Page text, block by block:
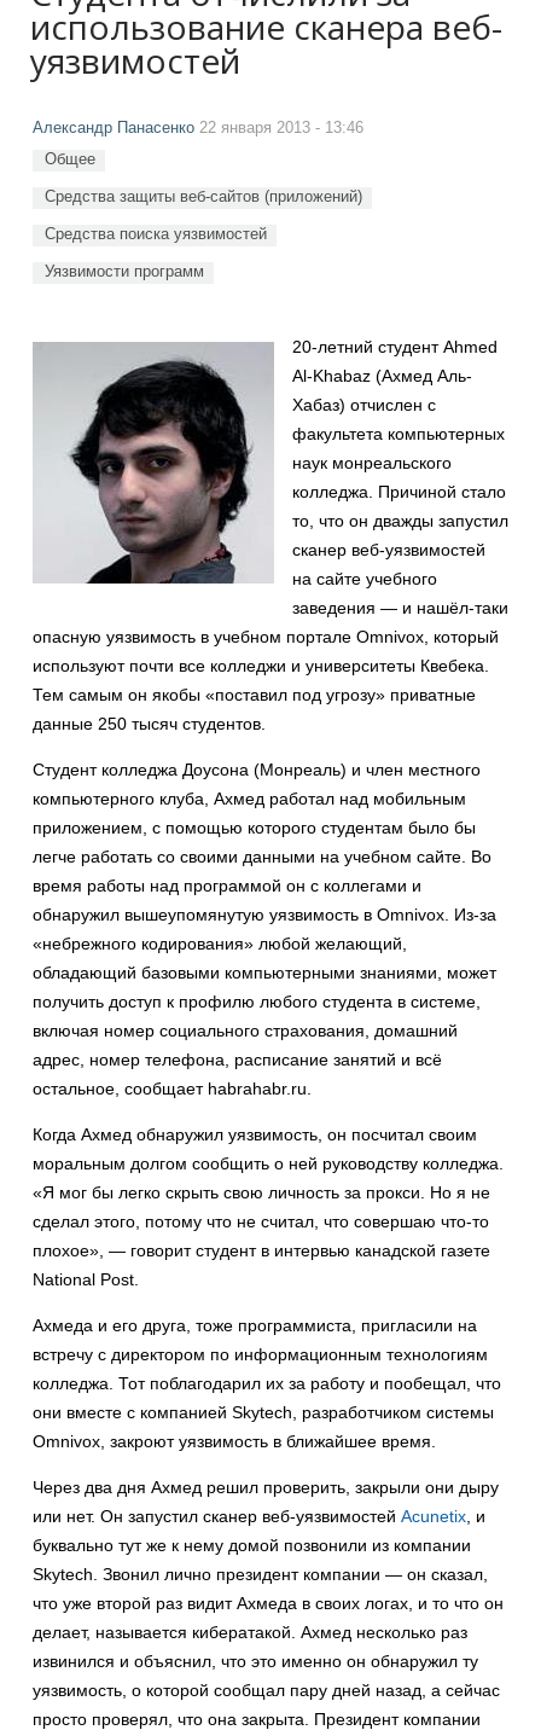
использование сканера веб-
уязвимостей
Александр Панасенко 22 января 2013 - 13:46
Общее
Средства защиты веб-сайтов (приложений)
Средства поиска уязвимостей
Уязвимости программ
20-летний студент Ahmed
Al-Khabaz (Ахмед Аль-
Хабаз) отчислен с
факультета компьютерных
наук монреальского
колледжа. Причиной стало
то, что он дважды запустил
сканер веб-уязвимостей
на сайте учебного
заведения — и нашёл-таки
опасную уязвимость в учебном портале Omnivox, который
используют почти все колледжи и университеты Квебека.
Тем самым он якобы «поставил под угрозу» приватные
данные 250 тысяч студентов.
Студент колледжа Доусона (Монреаль) и член местного
компьютерного клуба, Ахмед работал над мобильным
приложением, с помощью которого студентам было бы
легче работать со своими данными на учебном сайте. Во
время работы над программой он с коллегами и
обнаружил вышеупомянутую уязвимость в Omnivox. Из-за
«небрежного кодирования» любой желающий,
обладающий базовыми компьютерными знаниями, может
получить доступ к профилю любого студента в системе,
включая номер социального страхования, домашний
адрес, номер телефона, расписание занятий и всё
остальное, сообщает habrahabr.ru.
Когда Ахмед обнаружил уязвимость, он посчитал своим
моральным долгом сообщить о ней руководству колледжа.
«Я мог бы легко скрыть свою личность за прокси. Но я не
сделал этого, потому что не считал, что совершаю что-то
плохое», — говорит студент в интервью канадской газете
National Post.
Ахмеда и его друга, тоже программиста, пригласили на
встречу с директором по информационным технологиям
колледжа. Тот поблагодарил их за работу и пообещал, что
они вместе с компанией Skytech, разработчиком системы
Omnivox, закроют уязвимость в ближайшее время.
Через два дня Ахмед решил проверить, закрыли они дыру
или нет. Он запустил сканер веб-уязвимостей Acunetix , и
буквально тут же к нему домой позвонили из компании
Skytech. Звонил лично президент компании — он сказал,
что уже второй раз видит Ахмеда в своих логах, и то что он
делает, называется кибератакой. Ахмед несколько раз
извинился и объяснил, что это именно он обнаружил ту
уязвимость, о которой сообщал пару дней назад, а сейчас
просто проверял, что она закрыта. Президент компании